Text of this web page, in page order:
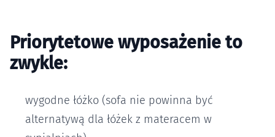
Priorytetowe wyposażenie to
zwykle:
wygodne łóżko (sofa nie powinna być
alternatywą dla łóżek z materacem w